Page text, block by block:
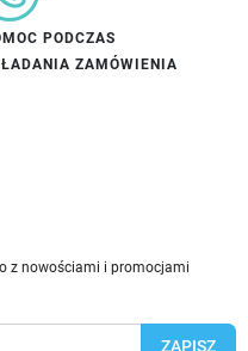
PODCZAS
ZAMÓWIENIA
z nowościami i promocjami